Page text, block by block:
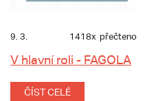
9. 3. 1418x přečteno
V hlavní roli - FAGOLA
ČÍST CELÉ